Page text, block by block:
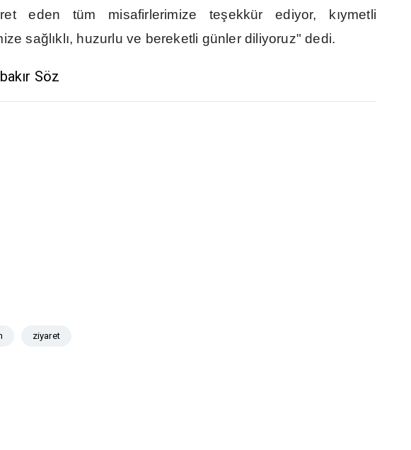
eden tüm misafirlerimize teşekkür ediyor, kıymetli
sağ ıkl ı, huzurlu ve bereketli günler diliyoruz" dedi.
Söz
ziyaret